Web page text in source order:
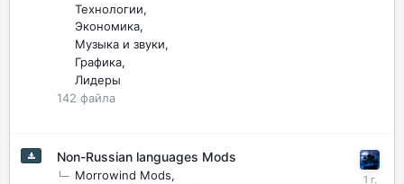
Технологии
Экономика
Музыка и звуки
Графика
Лидеры
142 файла
Non-Russian languages Mods
Morrowind Mods